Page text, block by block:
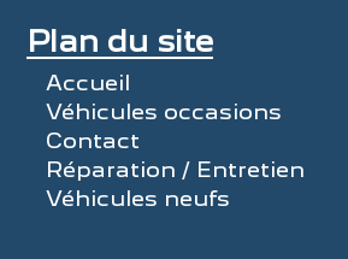
Plan du site
Accueil
Véhicules occasions
Contact
Réparation / Entretien
Véhicules neufs